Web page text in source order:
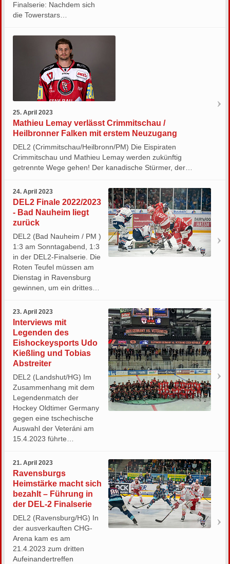
Finalserie: Nachdem sich
die Towerstars…
25. April 2023
Mathieu Lemay verlässt Crimmitschau /
Heilbronner Falken mit erstem Neuzugang
DEL2 (Crimmitschau/Heilbronn/PM) Die Eispiraten
Crimmitschau und Mathieu Lemay werden zukünftig
getrennte Wege gehen! Der kanadische Stürmer, der…
24. April 2023
DEL2 Finale 2022/2023
- Bad Nauheim liegt
zurück
DEL2 (Bad Nauheim / PM )
1:3 am Sonntagabend, 1:3
in der DEL2-Finalserie. Die
Roten Teufel müssen am
Dienstag in Ravensburg
gewinnen, um ein drittes…
23. April 2023
Interviews mit
Legenden des
Eishockeysports Udo
Kießling und Tobias
Abstreiter
DEL2 (Landshut/HG) Im
Zusammenhang mit dem
Legendenmatch der
Hockey Oldtimer Germany
gegen eine tschechische
Auswahl der Veteráni am
15.4.2023 führte…
21. April 2023
Ravensburgs
Heimstärke macht sich
bezahlt – Führung in
der DEL-2 Finalserie
DEL2 (Ravensburg/HG) In
der ausverkauften CHG-
Arena kam es am
21.4.2023 zum dritten
Aufeinandertreffen